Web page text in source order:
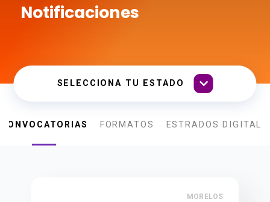
Notificaciones
CONVOCATORIAS FORMATOS ESTRADOS
MORELOS